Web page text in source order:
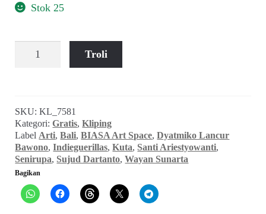
Stok 25
Indieguerillas
Wayang
~
BIASA
Art
Space
(ARTI,
Februari
Troli
SKU:KL_7581
Kategori:Gratis,Kliping
Label Arti,Bali,BIASA Art Space,Dyatmiko Lancur
Bawono,Indieguerillas,Kuta, Santi Ariestyowanti,
Senirupa, Sujud Dartanto,Wayan Sunarta
Bagikan